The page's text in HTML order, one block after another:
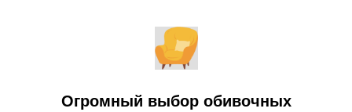
Огромный выбор обивочных